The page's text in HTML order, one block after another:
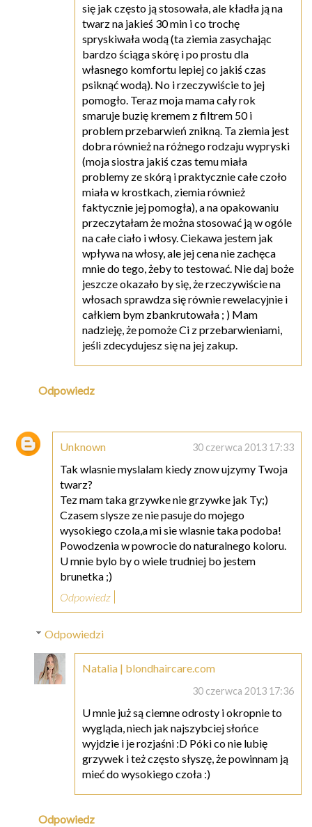
się jak często ją stosowała, ale kładła ją na
twarz na jakieś 30 min i co trochę
spryskiwała wodą (ta ziemia zasychając
bardzo ściąga skórę i po prostu dla
własnego komfortu lepiej co jakiś czas
psiknąć wodą). No i rzeczywiście to jej
pomogło. Teraz moja mama cały rok
smaruje buzię kremem z filtrem 50 i
problem przebarwień znikną. Ta ziemia jest
dobra również na różnego rodzaju wypryski
(moja siostra jakiś czas temu miała
problemy ze skórą i praktycznie całe czoło
miała w krostkach, ziemia również
faktycznie jej pomogła), a na opakowaniu
przeczytałam że można stosować ją w ogóle
na całe ciało i włosy. Ciekawa jestem jak
wpływa na włosy, ale jej cena nie zachęca
mnie do tego, żeby to testować. Nie daj boże
jeszcze okazało by się, że rzeczywiście na
włosach sprawdza się równie rewelacyjnie i
całkiem bym zbankrutowała ; ) Mam
nadzieję, że pomoże Ci z przebarwieniami,
jeśli zdecydujesz się na jej zakup.
Odpowiedz
Unknown 30 czerwca 2013 17:33
Tak wlasnie myslalam kiedy znow ujzymy Twoja
twarz?
Tez mam taka grzywke nie grzywke jak Ty;)
Czasem slysze ze nie pasuje do mojego
wysokiego czola,a mi sie wlasnie taka podoba!
Powodzenia w powrocie do naturalnego koloru.
U mnie bylo by o wiele trudniej bo jestem
brunetka ;)
Odpowiedz
Odpowiedzi
Natalia | blondhaircare.com
30 czerwca 2013 17:36
U mnie już są ciemne odrosty i okropnie to
wygląda, niech jak najszybciej słońce
wyjdzie i je rozjaśni :D Póki co nie lubię
grzywek i też często słyszę, że powinnam ją
mieć do wysokiego czoła :)
Odpowiedz